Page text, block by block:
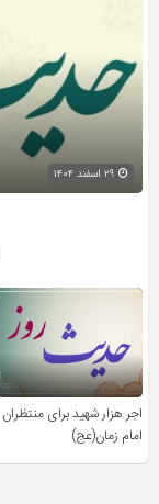
اجر هزار شهید برای منتظران
امام زمان(عج)